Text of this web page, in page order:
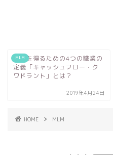
MLM
収入を得るための4つの職業の
定義「キャッシュフロー・ク
ワドラント」とは？
2019年4月24日
HOME MLM